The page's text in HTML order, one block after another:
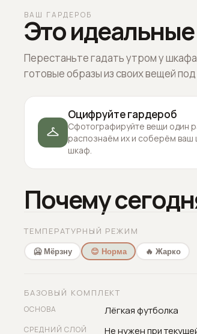
ВАШ ГАРДЕРОБ
Это
Перестаньте гадать утром у
готовые образы из своих вещей
Оцифруйте гардероб
Сфотографируйте вещи один
распознаём их и соберём ваш
шкаф.
Почему
ТЕМПЕРАТУРНЫЙ РЕЖИМ
🥶 Мёрзну 😊 Норма 🔥 Жарко
БАЗОВЫЙ КОМПЛЕКТ
ОСНОВА Лёгкая футболка
СРЕДНИЙ СЛОЙ Не нужен при